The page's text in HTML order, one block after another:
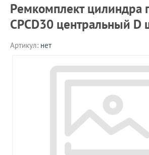
Ремкомплект цилиндра
CPCD30 центральный
Артикул: нет